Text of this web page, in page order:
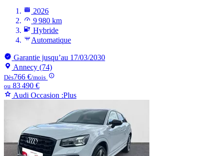
2026
9 980 km
Hybride
Automatique
Garantie jusqu’au 17/03/2030
Annecy (74)
Dès766 €/mois
ou 83 490 €
Audi Occasion :Plus